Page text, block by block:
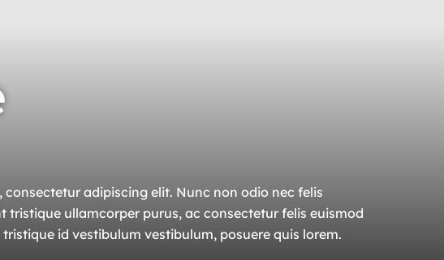
adipiscing elit. Nunc non odio nec felis
tristique ullamcorper purus, ac consectetur felis euismod
id vestibulum vestibulum, posuere quis lorem.